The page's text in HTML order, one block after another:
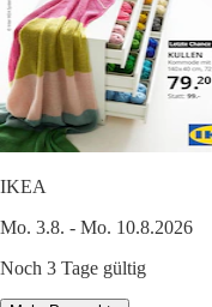
IKEA
Mo. 3.8. - Mo. 10.8.2026
Noch 3 Tage gültig